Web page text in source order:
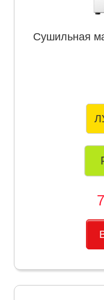
Сушильная